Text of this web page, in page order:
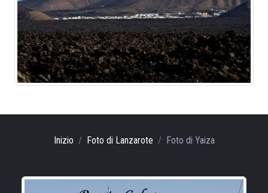
Inizio Foto di Lanzarote Foto di Yaiza